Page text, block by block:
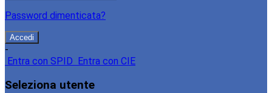
Password dimenticata?
-
Entra con SPID
Entra con CIE
Seleziona utente